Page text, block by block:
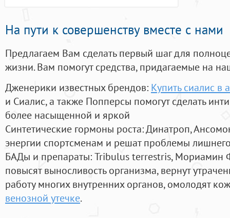
На пути к совершенству вместе с нами
Предлагаем Вам сделать первый шаг для
жизни. Вам помогут средства, придагаемые на
Дженерики известных брендов: Купить сиалис в
и Сиалис, а также Попперсы помогут сделать
более насыщенной и яркой
Синтетические гормоны роста: Динатроп,
энергии спортсменам и решат проблемы
БАДы и препараты:Tribulus terrestris, Мориамин
повысят выносливость организма, вернут
работу многих внутренних органов, омолодят
венозной утечке.